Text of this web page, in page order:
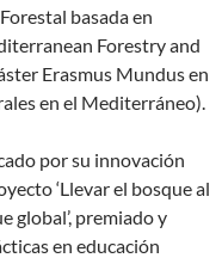
basada en
Forestry and
Erasmus Mundus en
en el Mediterráneo).
por su innovación
‘Llevar el bosque al
global’, premiado y
en educación